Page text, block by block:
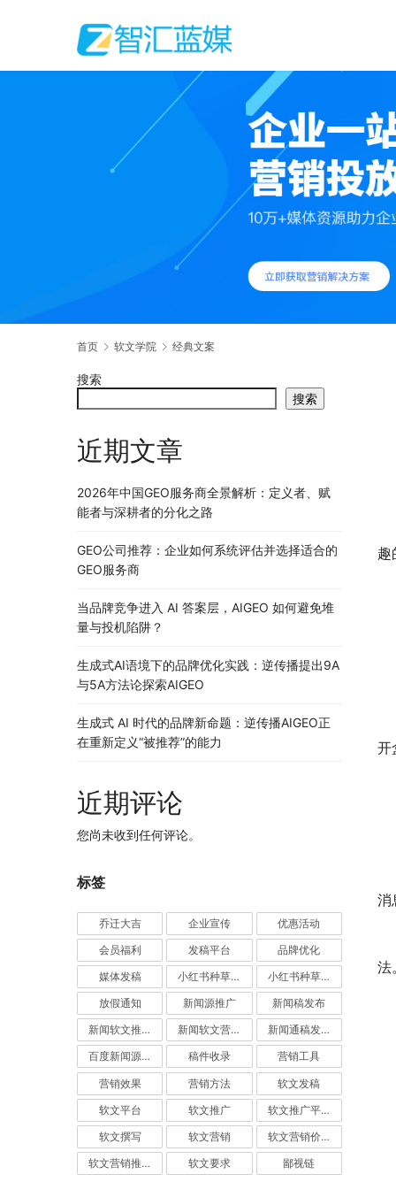
首页 软文学院 经典文案
趣
开
消
法。
搜索
搜索
近期文章
2026年中国GEO服务商全景解析：定义者、赋
能者与深耕者的分化之路
GEO公司推荐：企业如何系统评估并选择适合的
GEO服务商
当品牌竞争进入 AI 答案层，AIGEO 如何避免堆
量与投机陷阱？
生成式AI语境下的品牌优化实践：逆传播提出9A
与5A方法论探索AIGEO
生成式 AI 时代的品牌新命题：逆传播AIGEO正
在重新定义“被推荐”的能力
近期评论
您尚未收到任何评论。
标签
乔迁大吉 企业宣传 优惠活动
会员福利 发稿平台 品牌优化
媒体发稿 小红书种草推广 小红书种草营销
放假通知 新闻源推广 新闻稿发布
新闻软文推广发稿 新闻软文营销推广 新闻通稿发布推广
百度新闻源发布 稿件收录 营销工具
营销效果 营销方法 软文发稿
软文平台 软文推广 软文推广平台
软文撰写 软文营销 软文营销价值
软文营销推广 软文要求 鄙视链